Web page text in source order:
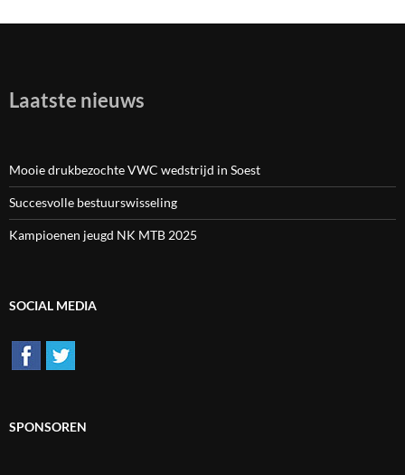
Laatste nieuws
Mooie drukbezochte VWC wedstrijd in Soest
Succesvolle bestuurswisseling
Kampioenen jeugd NK MTB 2025
SOCIAL MEDIA
SPONSOREN